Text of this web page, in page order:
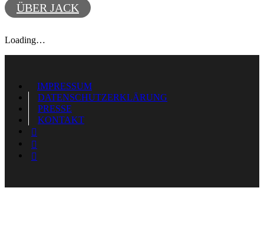
ÜBER JACK
Loading…
IMPRESSUM
DATENSCHUTZERKLÄRUNG
PRESSE
KONTAKT


